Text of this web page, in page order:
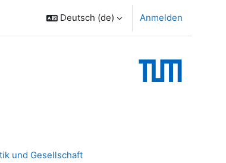
Deutsch ‎(de)‎ Anmelden
und Gesellschaft